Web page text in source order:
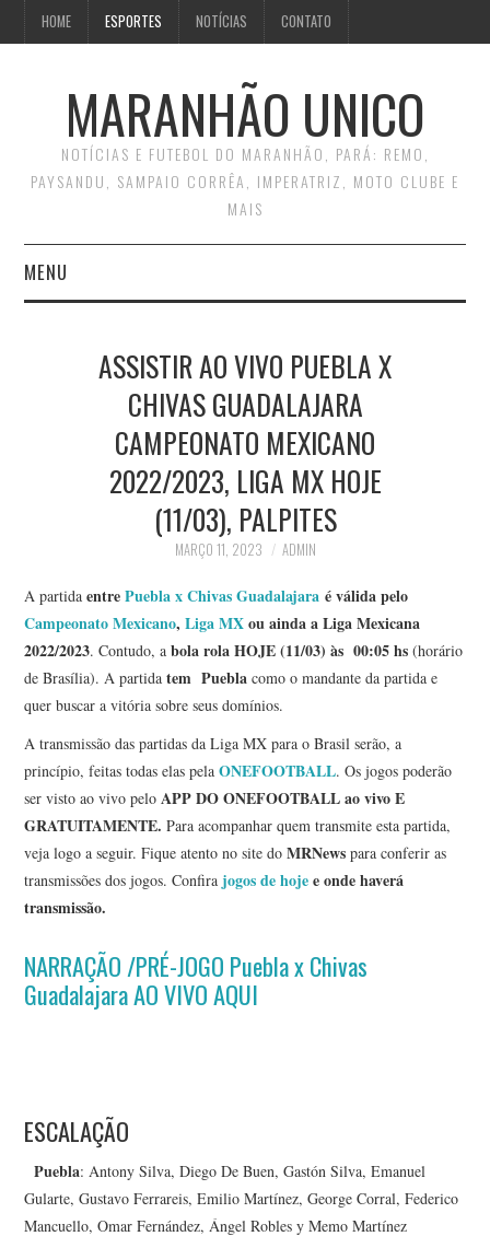
HOME ESPORTES NOTÍCIAS CONTATO
MARANHÃO UNICO
NOTÍCIAS E FUTEBOL DO MARANHÃO, PARÁ: REMO,
PAYSANDU, SAMPAIO CORRÊA, IMPERATRIZ, MOTO CLUBE E
MAIS
MENU
CONTATOASSISTIR AO VIVO PUEBLA X
CHIVAS GUADALAJARA
CAMPEONATO MEXICANO
2022/2023, LIGA MX HOJE
(11/03), PALPITES
MARÇO 11, 2023 ADMIN
A partidaentrePuebla x Chivas Guadalajara é válida pelo
Campeonato Mexicano,Liga MXou ainda a Liga Mexicana
2022/2023. Contudo, a bola rola HOJE (11/03)às 00:05 hs(horário
de Brasília). A partida tem Pueblacomo o mandante da partida e
quer buscar a vitória sobre seus domínios.
A transmissão das partidas da Liga MX para o Brasil serão, a
princípio, feitas todas elas pelaONEFOOTBALL. Os jogos poderão
ser visto ao vivo pelo APP DO ONEFOOTBALL ao vivo E
GRATUITAMENTE. Para acompanhar quem transmite esta partida,
veja logo a seguir. Fique atento no site doMRNews para conferir as
transmissões dos jogos. Confira jogos de hojee onde haverá
transmissão.
NARRAÇÃO /PRÉ-JOGO Puebla x Chivas
Guadalajara AO VIVO AQUI
ESCALAÇÃO
Puebla: Antony Silva, Diego De Buen, Gastón Silva, Emanuel
Gularte, Gustavo Ferrareis, Emilio Martínez, George Corral, Federico
Mancuello, Omar Fernández, Ángel Robles y Memo Martínez